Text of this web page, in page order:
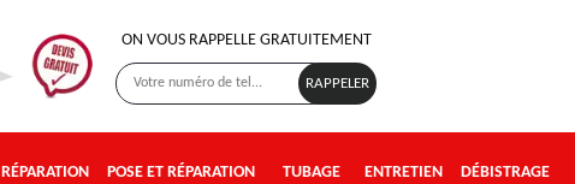
ON VOUS RAPPELLE GRATUITEMENT
RÉPARATION
POSE ET RÉPARATION
TUBAGE
ENTRETIEN
DÉBISTRAGE